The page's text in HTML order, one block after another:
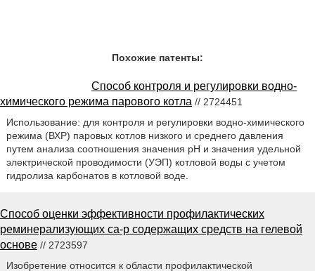
Похожие патенты:
Способ контроля и регулировки водно-
химического режима парового котла // 2724451
Использование: для контроля и регулировки водно-химического
режима (ВХР) паровых котлов низкого и среднего давления
путем анализа соотношения значения рН и значения удельной
электрической проводимости (УЭП) котловой воды с учетом
гидролиза карбонатов в котловой воде.
Способ оценки эффективности профилактических
реминерализующих ca-p содержащих средств на гелевой
основе // 2723597
Изобретение относится к области профилактической